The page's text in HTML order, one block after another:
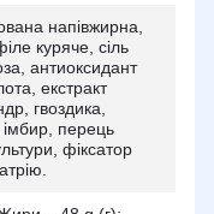
напівжирна,
куряче, сіль
антиоксидант
екстракт
гвоздика,
імбир, перець
фіксатор